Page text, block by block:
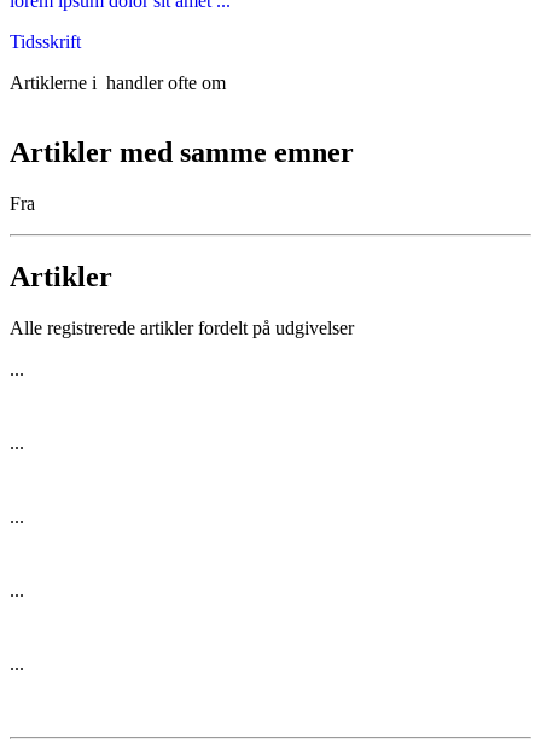
Tidsskrift
Artiklerne i handler ofte om
Artikler med samme emner
Fra
Artikler
Alle registrerede artikler fordelt på udgivelser
...
...
...
...
...